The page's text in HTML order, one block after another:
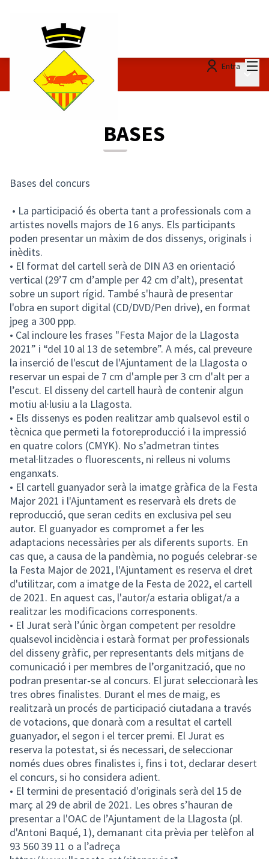
Entra
Concurs Cartells/BASES
BASES
Bases del concurs
• La participació és oberta tant a professionals com a
artistes novells majors de 16 anys. Els participants
poden presentar un màxim de dos dissenys, originals i
inèdits.
• El format del cartell serà de DIN A3 en orientació
vertical (29’7 cm d’ample per 42 cm d’alt), presentat
sobre un suport rígid. També s'haurà de presentar
l'obra en suport digital (CD/DVD/Pen drive), en format
jpeg a 300 ppp.
• Cal incloure les frases "Festa Major de la Llagosta
2021” i “del 10 al 13 de setembre”. A més, cal preveure
la inserció de l'escut de l'Ajuntament de la Llagosta o
reservar un espai de 7 cm d'ample per 3 cm d'alt per a
l’escut. El disseny del cartell haurà de contenir algun
motiu al·lusiu a la Llagosta.
• Els dissenys es poden realitzar amb qualsevol estil o
tècnica que permeti la fotoreproducció i la impressió
en quatre colors (CMYK). No s’admetran tintes
metal·litzades o fluorescents, ni relleus ni volums
enganxats.
• El cartell guanyador serà la imatge gràfica de la Festa
Major 2021 i l'Ajuntament es reservarà els drets de
reproducció, que seran cedits en exclusiva pel seu
autor. El guanyador es compromet a fer les
adaptacions necessàries per als diferents suports. En
cas que, a causa de la pandèmia, no pogués celebrar-se
la Festa Major de 2021, l'Ajuntament es reserva el dret
d'utilitzar, com a imatge de la Festa de 2022, el cartell
de 2021. En aquest cas, l'autor/a estaria obligat/a a
realitzar les modificacions corresponents.
• El Jurat serà l’únic òrgan competent per resoldre
qualsevol incidència i estarà format per professionals
del disseny gràfic, per representants dels mitjans de
comunicació i per membres de l’organització, que no
podran presentar-se al concurs. El jurat seleccionarà les
tres obres finalistes. Durant el mes de maig, es
realitzarà un procés de participació ciutadana a través
de votacions, que donarà com a resultat el cartell
guanyador, el segon i el tercer premi. El Jurat es
reserva la potestat, si és necessari, de seleccionar
només dues obres finalistes i, fins i tot, declarar desert
el concurs, si ho considera adient.
• El termini de presentació d'originals serà del 15 de
març al 29 de abril de 2021. Les obres s’hauran de
presentar a l'OAC de l’Ajuntament de la Llagosta (pl.
d'Antoni Baqué, 1), demanant cita prèvia per telèfon al
93 560 39 11 o a l’adreça